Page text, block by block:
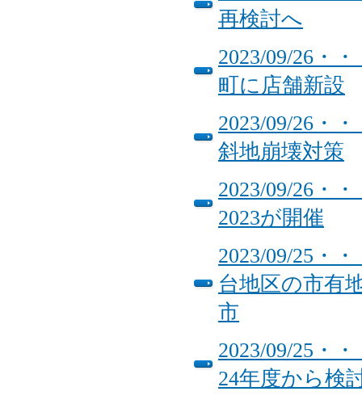
再検討へ
2023/09/26・
町に店舗新設
2023/09/26・
斜地崩壊対策
2023/09/26・
2023が開催
2023/09/25・
台地区の市有
市
2023/09/25・
24年度から検